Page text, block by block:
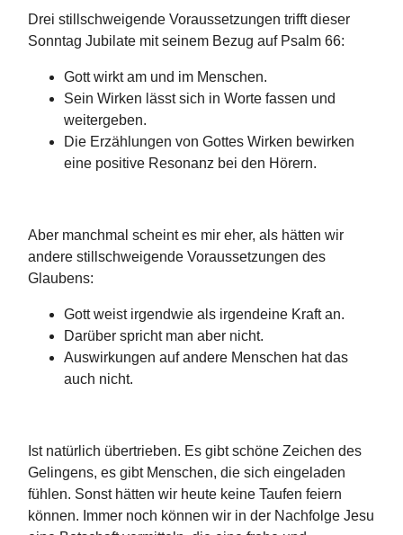
Drei stillschweigende Voraussetzungen trifft dieser
Sonntag Jubilate mit seinem Bezug auf Psalm 66:
Gott wirkt am und im Menschen.
Sein Wirken lässt sich in Worte fassen und
weitergeben.
Die Erzählungen von Gottes Wirken bewirken
eine positive Resonanz bei den Hörern.
Aber manchmal scheint es mir eher, als hätten wir
andere stillschweigende Voraussetzungen des
Glaubens:
Gott weist irgendwie als irgendeine Kraft an.
Darüber spricht man aber nicht.
Auswirkungen auf andere Menschen hat das
auch nicht.
Ist natürlich übertrieben. Es gibt schöne Zeichen des
Gelingens, es gibt Menschen, die sich eingeladen
fühlen. Sonst hätten wir heute keine Taufen feiern
können. Immer noch können wir in der Nachfolge Jesu